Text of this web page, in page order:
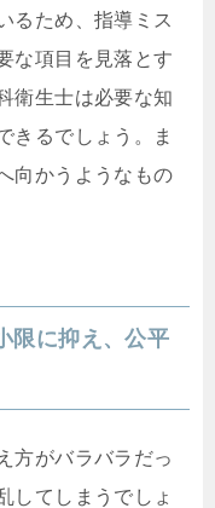
るため、指導ミス
な項目を見落とす
衛生士は必要な知
きるでしょう。ま
向かうようなもの
限に抑え、公平
方がバラバラだっ
してしまうでしょ